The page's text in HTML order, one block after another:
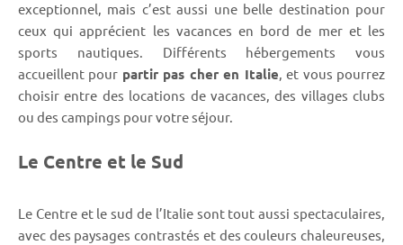
exceptionnel, mais c’est aussi une belle destination pour
ceux qui apprécient les vacances en bord de mer et les
sports nautiques. Différents hébergements vous
accueillent pour partir pas cher en Italie, et vous pourrez
choisir entre des locations de vacances, des villages clubs
ou des campings pour votre séjour.
Le Centre et le Sud
Le Centre et le sud de l’Italie sont tout aussi spectaculaires,
avec des paysages contrastés et des couleurs chaleureuses,